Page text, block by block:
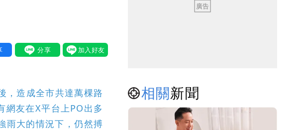
，造成全市共達萬棵路
網友在X平台上PO出多
雨大的情況下，仍然搏
相關新聞